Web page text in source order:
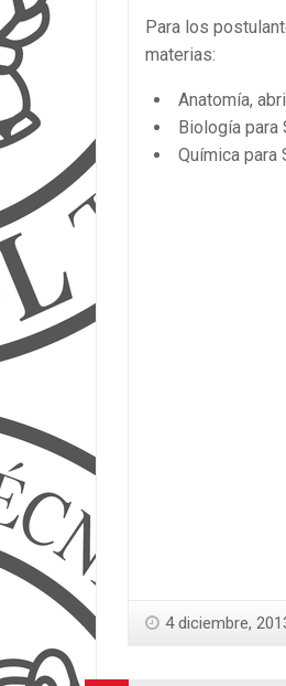
Para los
materias:
Anatomía,
Biología para
Química para
4 diciembre,